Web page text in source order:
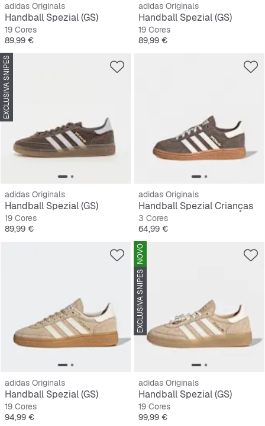
adidas Originals
Handball Spezial (GS)
19 Cores
Preço
89,99 €
adidas Originals
Handball Spezial (GS)
19 Cores
Preço
89,99 €
EXCLUSIVA SNIPES
adidas Originals
Handball Spezial (GS)
19 Cores
Preço
89,99 €
adidas Originals
Handball Spezial Crianças
3 Cores
Preço
64,99 €
adidas Originals
Handball Spezial (GS)
19 Cores
Preço
94,99 €
NOVO
EXCLUSIVA SNIPES
adidas Originals
Handball Spezial (GS)
19 Cores
Preço
99,99 €